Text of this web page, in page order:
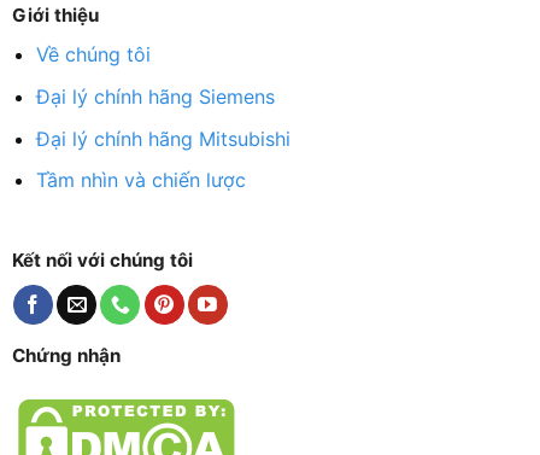
Giới thiệu
Về chúng tôi
Đại lý chính hãng Siemens
Đại lý chính hãng Mitsubishi
Tầm nhìn và chiến lược
Kết nối với chúng tôi
Chứng nhận